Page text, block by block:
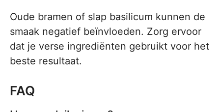
Oude bramen of slap basilicum kunnen de
smaak negatief beïnvloeden. Zorg ervoor
dat je verse ingrediënten gebruikt voor het
beste resultaat.
FAQ